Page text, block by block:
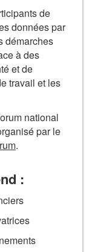
de
données par
démarches
à des
et de
travail et les
national
par le
.
: